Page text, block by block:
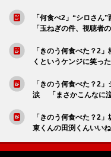
「何食べ2」“シロさ
「玉ねぎの件、視聴者
「きのう何食べた？2
くというケンジに笑った
「きのう何食べた？2
涙 「まさかこんなに泣
「きのう何食べた？2
東くんの田渕くんいいね︎